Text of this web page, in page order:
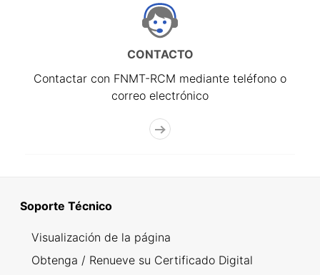
CONTACTO
Contactar con FNMT-RCM mediante teléfono o
correo electrónico
Soporte Técnico
Visualización de la página
Obtenga / Renueve su Certificado Digital